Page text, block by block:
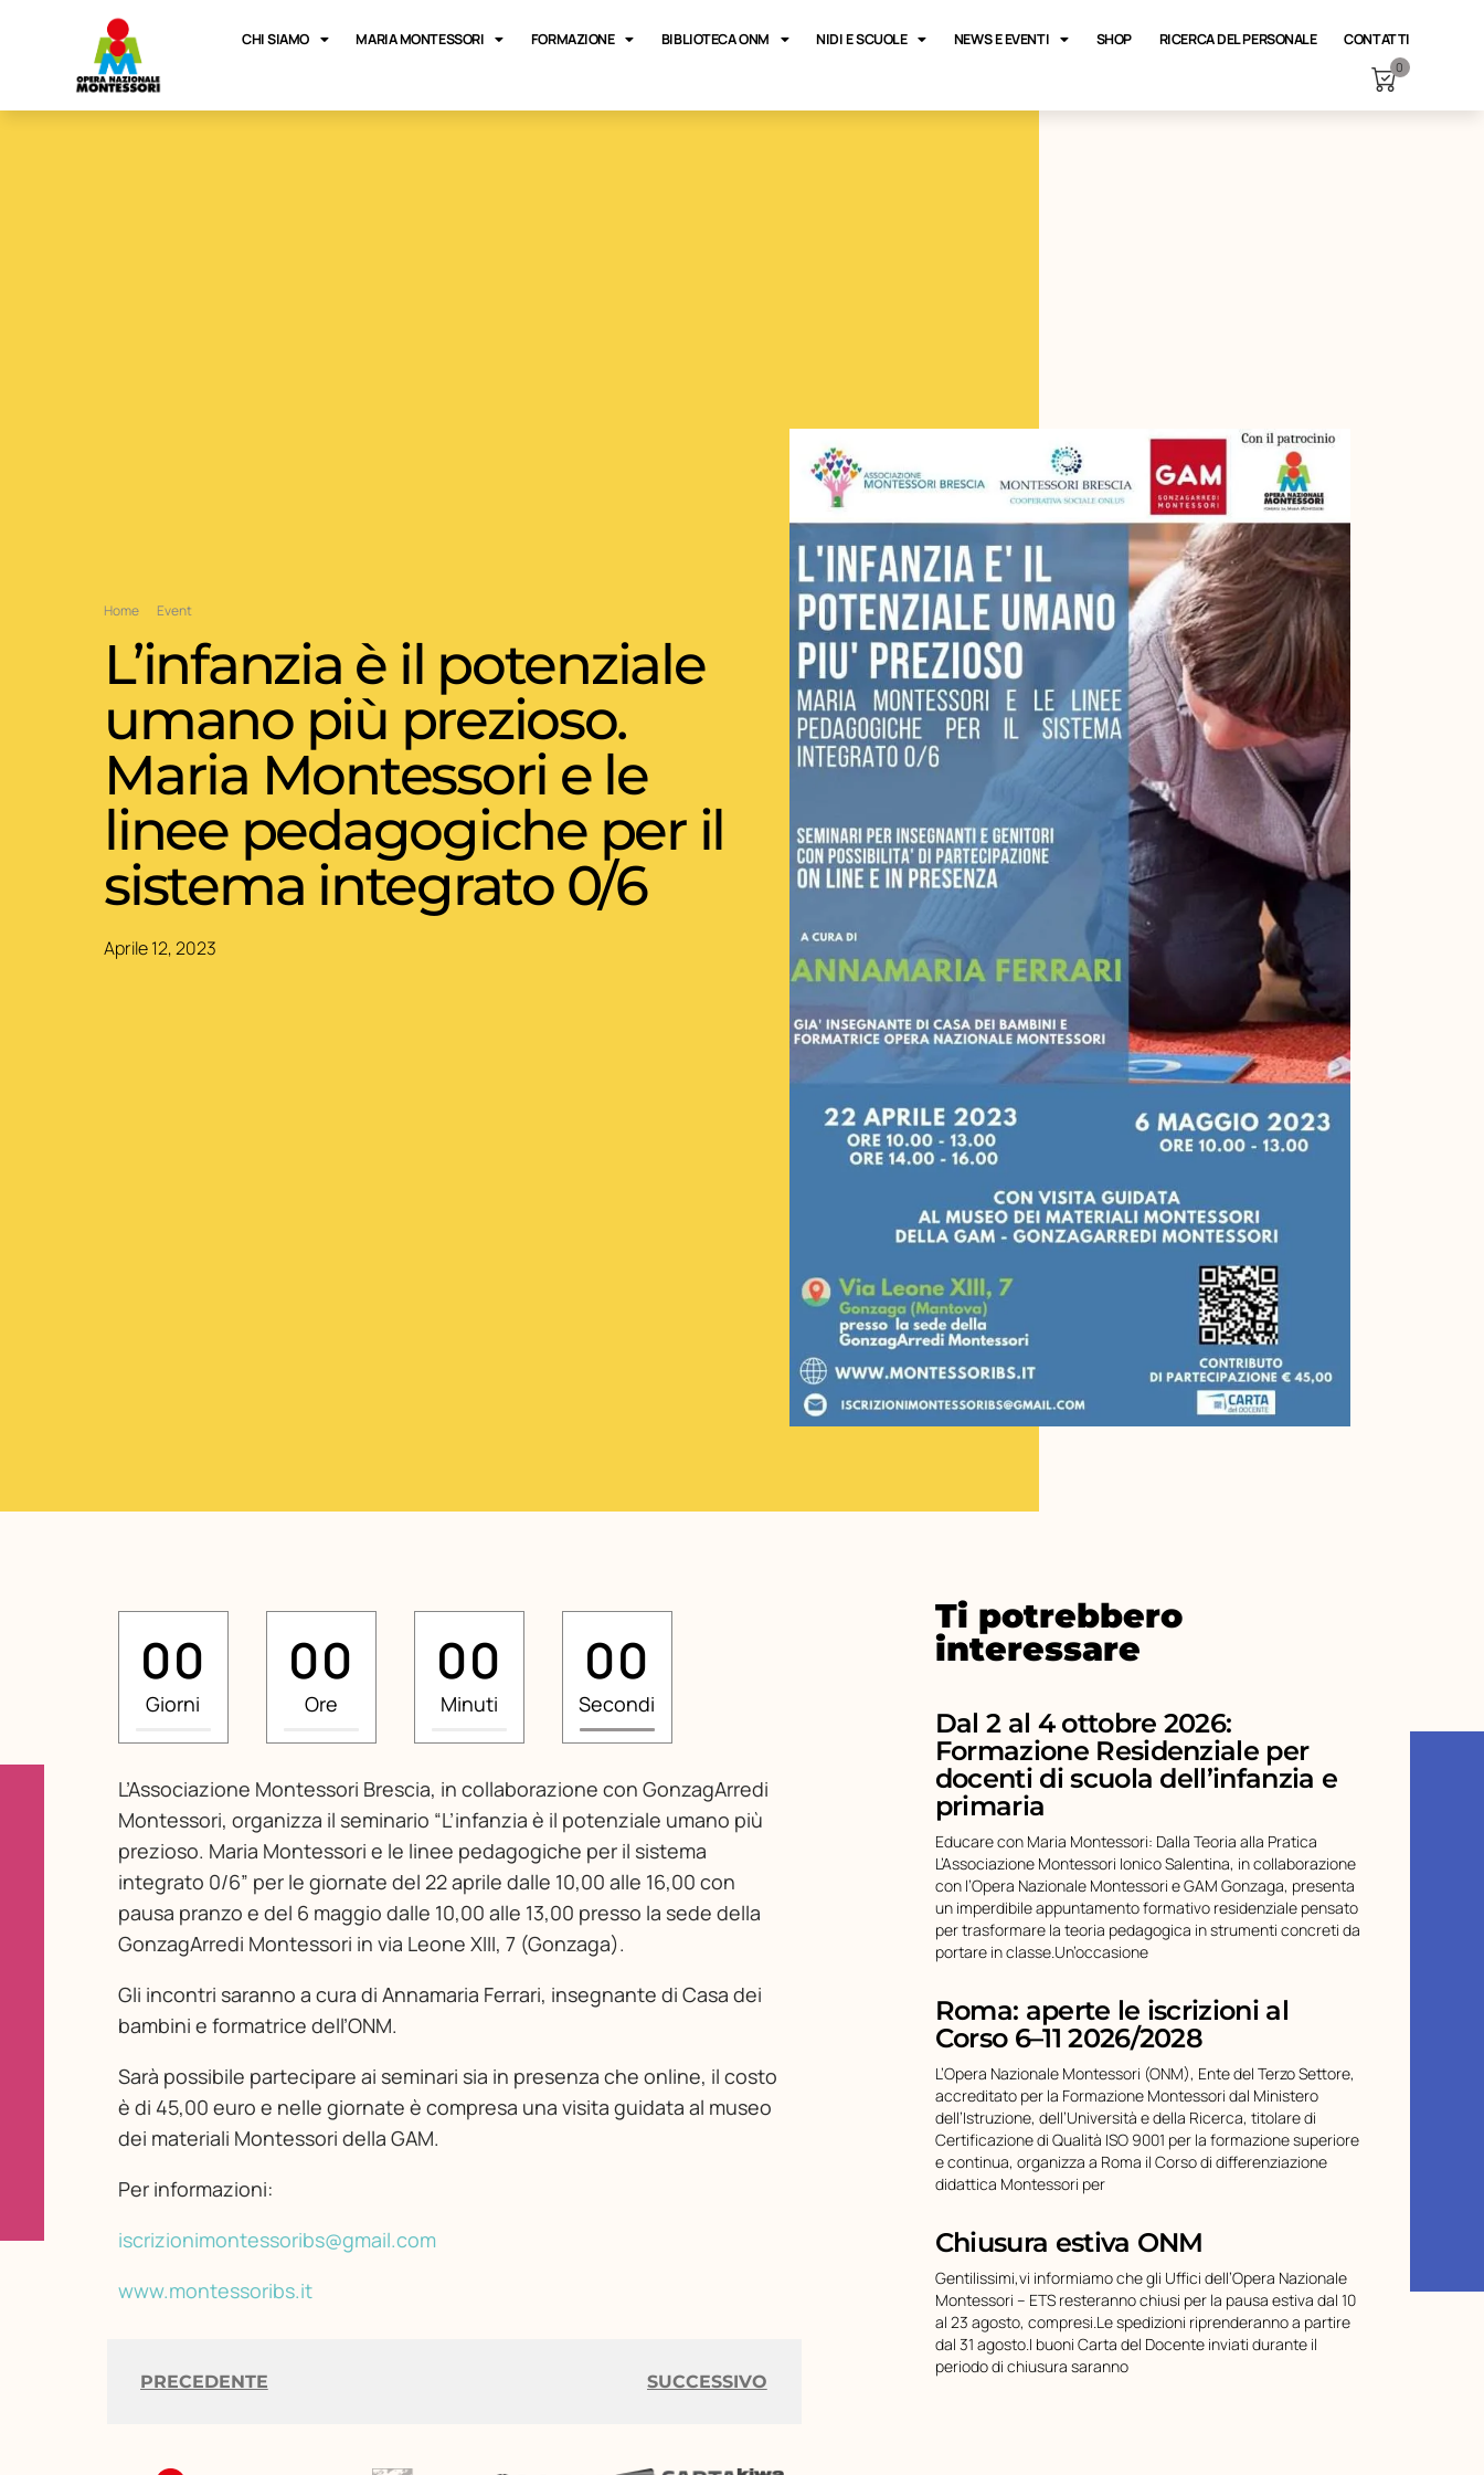
CHI SIAMO MARIA MONTESSORI FORMAZIONE BIBLIOTECA ONM NIDI E SCUOLE NEWS E EVENTI SHOP RICERCA DEL PERSONALE CONTATTI
0
Home Event
L’infanzia è il potenziale
umano più prezioso.
Maria Montessori e le
linee pedagogiche per il
sistema integrato 0/6
Aprile 12, 2023
00
00
Giorni
00
00
Ore
00
00
Minuti
00
00
Secondi
L’Associazione Montessori Brescia, in collaborazione con GonzagArredi
Montessori, organizza il seminario “L’infanzia è il potenziale umano più
prezioso. Maria Montessori e le linee pedagogiche per il sistema
integrato 0/6” per le giornate del 22 aprile dalle 10,00 alle 16,00 con
pausa pranzo e del 6 maggio dalle 10,00 alle 13,00 presso la sede della
GonzagArredi Montessori in via Leone XIII, 7 (Gonzaga).
Gli incontri saranno a cura di Annamaria Ferrari, insegnante di Casa dei
bambini e formatrice dell’ONM.
Sarà possibile partecipare ai seminari sia in presenza che online, il costo
è di 45,00 euro e nelle giornate è compresa una visita guidata al museo
dei materiali Montessori della GAM.
Per informazioni:
iscrizionimontessoribs@gmail.com
www.montessoribs.it
PRECEDENTE SUCCESSIVO
Ti potrebbero
interessare
Dal 2 al 4 ottobre 2026:
Formazione Residenziale per
docenti di scuola dell’infanzia e
primaria
Educare con Maria Montessori: Dalla Teoria alla Pratica
L’Associazione Montessori Ionico Salentina, in collaborazione
con l’Opera Nazionale Montessori e GAM Gonzaga, presenta
un imperdibile appuntamento formativo residenziale pensato
per trasformare la teoria pedagogica in strumenti concreti da
portare in classe.Un’occasione
Roma: aperte le iscrizioni al
Corso 6–11 2026/2028
L’Opera Nazionale Montessori (ONM), Ente del Terzo Settore,
accreditato per la Formazione Montessori dal Ministero
dell’Istruzione, dell’Università e della Ricerca, titolare di
Certificazione di Qualità ISO 9001 per la formazione superiore
e continua, organizza a Roma il Corso di differenziazione
didattica Montessori per
Chiusura estiva ONM
Gentilissimi,vi informiamo che gli Uffici dell’Opera Nazionale
Montessori – ETS resteranno chiusi per la pausa estiva dal 10
al 23 agosto, compresi.Le spedizioni riprenderanno a partire
dal 31 agosto.I buoni Carta del Docente inviati durante il
periodo di chiusura saranno